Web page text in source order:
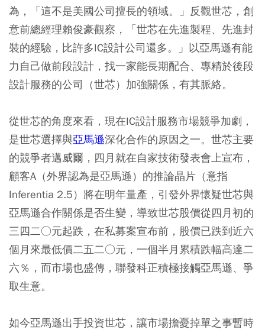
為，「這不是美國公司擅長的領域。」反觀世芯，創
意前總經理賴俊豪觀察，「世芯在先進製程、先進封
裝的經驗，比許多IC設計公司還多。」以亞馬遜有能
力自己做前段設計，找一家能長期配合、專精於後段
設計服務的公司（世芯）加強關係，有其脈絡。
從世芯的角度來看，現在IC設計服務市場競爭加劇，
是世芯選擇與亞馬遜深化合作的原因之一。世芯主要
的競爭者邁威爾，四月就在自家技術發表會上宣布，
顧客A（外界認為是亞馬遜）的推論晶片（意指
Inferentia 2.5）將在明年量產，引發外界懷疑世芯與
亞馬遜合作關係是否生變，導致世芯股價從四月初的
三四二○元起跌，在私募案宣布前，股價已跌到近六
個月來最低價二五二○元，一個半月累積跌幅高達二
六％，而市場也盛傳，聯發科正積極接觸亞馬遜、爭
取生意。
如今亞馬遜出手投資世芯，讓市場擔憂掉單之事暫時